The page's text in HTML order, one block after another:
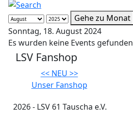
Gehe zu Monat
Sonntag, 18. August 2024
Es wurden keine Events gefunden
LSV Fanshop
<< NEU >>
Unser Fanshop
2026 - LSV 61 Tauscha e.V.